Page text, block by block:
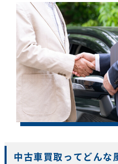
中古車買取ってどんな